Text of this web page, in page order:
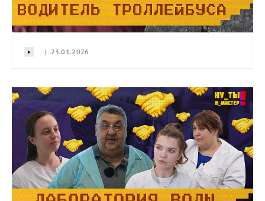
| 23.01.2026